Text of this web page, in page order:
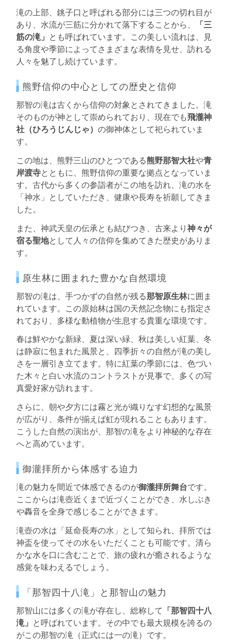
滝の上部、銚子口と呼ばれる部分には三つの切れ目が
あり、水流が三筋に分かれて落下することから、
「三
筋の滝」 とも呼ばれています。この美しい流れは、見
る角度や季節によってさまざまな表情を見せ、訪れる
人々を魅了し続けています。
熊野信仰の中心としての歴史と信仰
那智の滝は古くから信仰の対象とされてきました。滝
そのものが神として崇められており、現在でも飛瀧神
社（ひろうじんじゃ） の御神体として祀られていま
す。
この地は、熊野三山のひとつである熊野那智大社や青
岸渡寺とともに、熊野信仰の重要な拠点となっていま
す。古代から多くの参詣者がこの地を訪れ、滝の水を
「神水」としていただき、健康や長寿を祈願してきま
した。
また、神武天皇の伝承とも結びつき、古来より神々が
宿る聖地として人々の信仰を集めてきた歴史がありま
す。
原生林に囲まれた豊かな自然環境
那智の滝は、手つかずの自然が残る那智原生林に囲ま
れています。この原始林は国の天然記念物にも指定さ
れており、多様な動植物が生息する貴重な環境です。
春は鮮やかな新緑、夏は深い緑、秋は美しい紅葉、冬
は静寂に包まれた風景と、四季折々の自然が滝の美し
さを一層引き立てます。特に紅葉の季節には、色づい
た木々と白い水流のコントラストが見事で、多くの写
真愛好家が訪れます。
さらに、朝や夕方には霧と光が織りなす幻想的な風景
が広がり、条件が揃えば虹が現れることもあります。
こうした自然の演出が、那智の滝をより神秘的な存在
へと高めています。
御瀧拝所から体感する迫力
滝の魅力を間近で体感できるのが御瀧拝所舞台です。
ここからは滝壺近くまで近づくことができ、水しぶき
や轟音を全身で感じることができます。
滝壺の水は「延命長寿の水」として知られ、拝所では
神盃を使ってその水をいただくことも可能です。清ら
かな水を口に含むことで、旅の疲れが癒されるような
感覚を味わえるでしょう。
「那智四十八滝」と那智山の魅力
那智山には多くの滝が存在し、総称して 「那智四十八
滝」 と呼ばれています。その中でも最大規模を誇るの
がこの那智の滝（正式には一の滝）です。